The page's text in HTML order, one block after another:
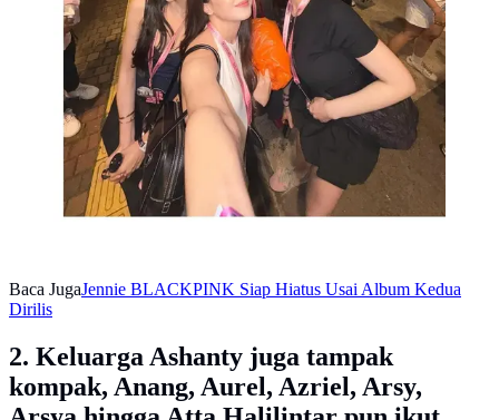
Baca JugaJennie BLACKPINK Siap Hiatus Usai Album Kedua
Dirilis
2. Keluarga Ashanty juga tampak
kompak, Anang, Aurel, Azriel, Arsy,